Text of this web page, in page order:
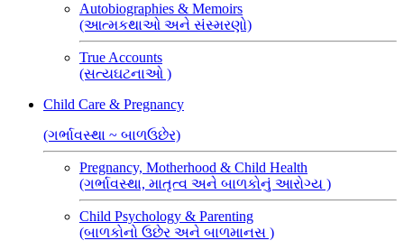
Autobiographies & Memoirs
(આત્મકથાઓ અને સંસ્મરણો)
True Accounts
(સત્યઘટનાઓ )
Child Care & Pregnancy
(ગર્ભાવસ્થા ~ બાળઉછેર)
Pregnancy, Motherhood & Child Health
(ગર્ભાવસ્થા, માતૃત્વ અને બાળકોનું આરોગ્ય )
Child Psychology & Parenting
(બાળકોનો ઉછેર અને બાળમાનસ )